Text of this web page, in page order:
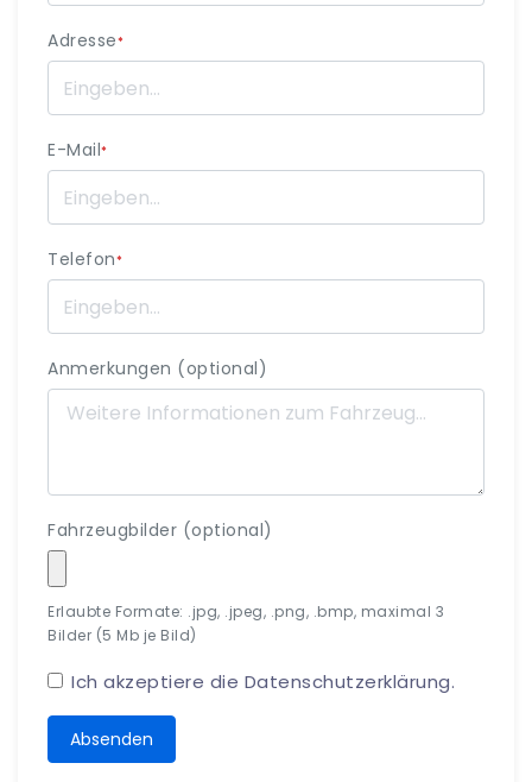
Adresse*
E-Mail*
Telefon*
Anmerkungen (optional)
Fahrzeugbilder (optional)
Erlaubte Formate: .jpg, .jpeg, .png, .bmp, maximal 3
Bilder (5 Mb je Bild)
Ich akzeptiere die Datenschutzerklärung.
Absenden